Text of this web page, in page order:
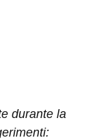
durante la